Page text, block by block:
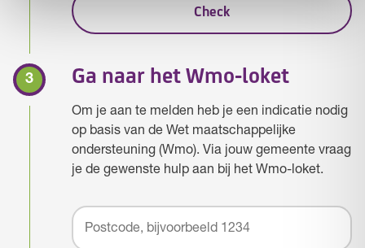
Check
Ga naar het Wmo-loket
Om je aan te melden heb je een indicatie nodig
op basis van de Wet maatschappelijke
ondersteuning (Wmo). Via jouw gemeente vraag
je de gewenste hulp aan bij het Wmo-loket.